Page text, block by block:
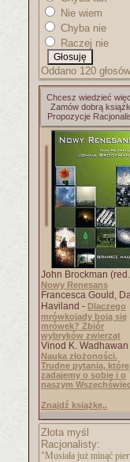
Nie wiem
Chyba nie
Raczej nie
Oddano 120
Chcesz wiedzieć
Zamów dobrą
Propozycje
John Brockman
Nowy Renesans
Francesca Gould,
Haviland - Dlaczego
mrówkojady boją się
mrówek? Zbiór
wybryków zwierząt
Vinod K. Wadhawan
Nauka złożoności.
Trudne pytania, które
zadajemy o sobie i o
naszym
Znajdź książkę..
Złota myśl
Racjonalisty:
"Musiała już minąć